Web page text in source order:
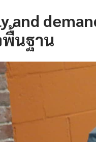
and
พื้นฐาน